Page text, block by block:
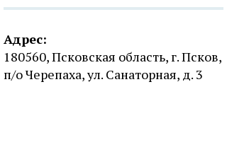
Адрес:
180560, Псковская область, г. Псков,
п/о Черепаха, ул. Санаторная, д. 3